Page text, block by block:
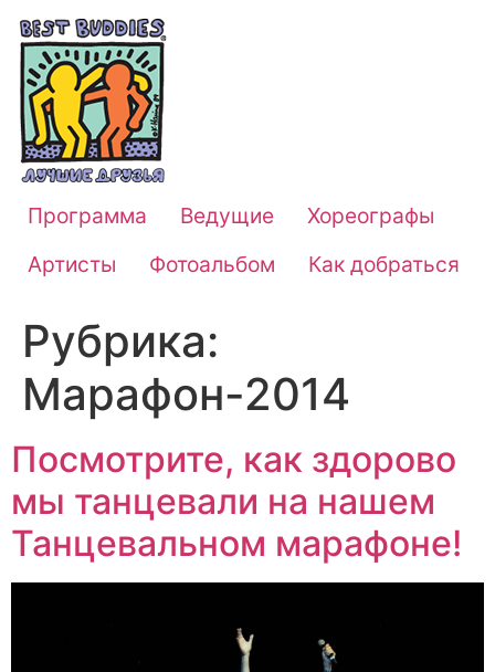
Программа Ведущие
Хореографы
Артисты
Фотоальбом Как добраться
Рубрика:
Марафон-2014
Посмотрите, как здорово
мы танцевали на нашем
Танцевальном марафоне!